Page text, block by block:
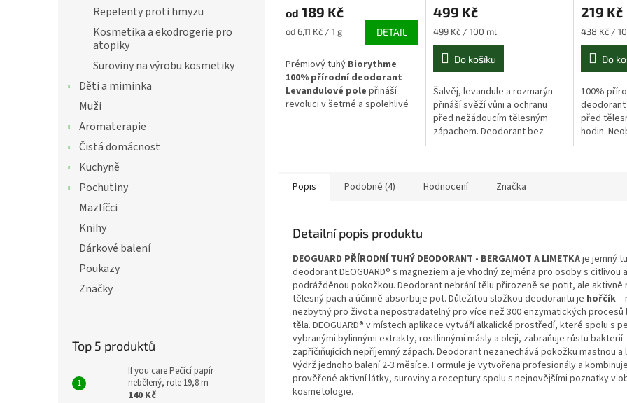
Repelenty proti hmyzu
Kosmetika a ekodrogerie pro
atopiky
Suroviny na výrobu kosmetiky
Děti a miminka
Muži
Aromaterapie
Čistá domácnost
Kuchyně
Pochutiny
Mazlíčci
Knihy
Dárkové balení
Poukazy
Značky
Top 5 produktů
If you care Pečící papír
nebělený, role 19,8 m
140 Kč
od 189 Kč
Měrná
od 6,11 Kč / 1 g DETAIL
Prémiový tuhý Biorythme
100% přírodní deodorant
Levandulové pole přináší
revoluci v šetrné a spolehlivé
zdravému pocení těla, ale
kakaového másla v kombinaci s
čistou levandulovou silicí a
praktickým vysouvacím obalem
zaručuje pohodlné nanášení,
hloubkovou péči a
dlouhotrvající pocit svěžesti.
499 Kč
Měrná
cena:
499 Kč / 100 ml
Do košíku
Šalvěj, levandule a rozmarýn
přináší svěží vůni a ochranu
před nežádoucím tělesným
zápachem. Deodorant bez
219 Kč
Měrná
cena:
438 Kč /
Do
100%
před
hodin.
Popis Podobné (4) Hodnocení Značka
Detailní popis produktu
DEOGUARD PŘÍRODNÍ TUHÝ DEODORANT - BERGAMOT A LIMETKAje jemný
deodorant DEOGUARD® s magneziem a je vhodný zejména pro osoby s citlivou a
podrážděnou pokožkou. Deodorant nebrání tělu přirozeně se potit, ale aktivně
tělesný pach a účinně absorbuje pot. Důležitou složkou deodorantu je hořčík–
nezbytný pro život a nepostradatelný pro více než 300 enzymatických procesů
těla. DEOGUARD® v místech aplikace vytváří alkalické prostředí, které spolu s
vybranými bylinnými extrakty, rostlinnými másly a oleji, zabraňuje růstu bakterií
zapříčiňujících nepříjemný zápach. Deodorant nezanechává pokožku mastnou a
Výdrž jednoho balení 2-3 měsíce. Formule je vytvořena profesionály a
prověřené aktivní látky, suroviny a receptury spolu s nejnovějšími poznatky v
kosmetologie.